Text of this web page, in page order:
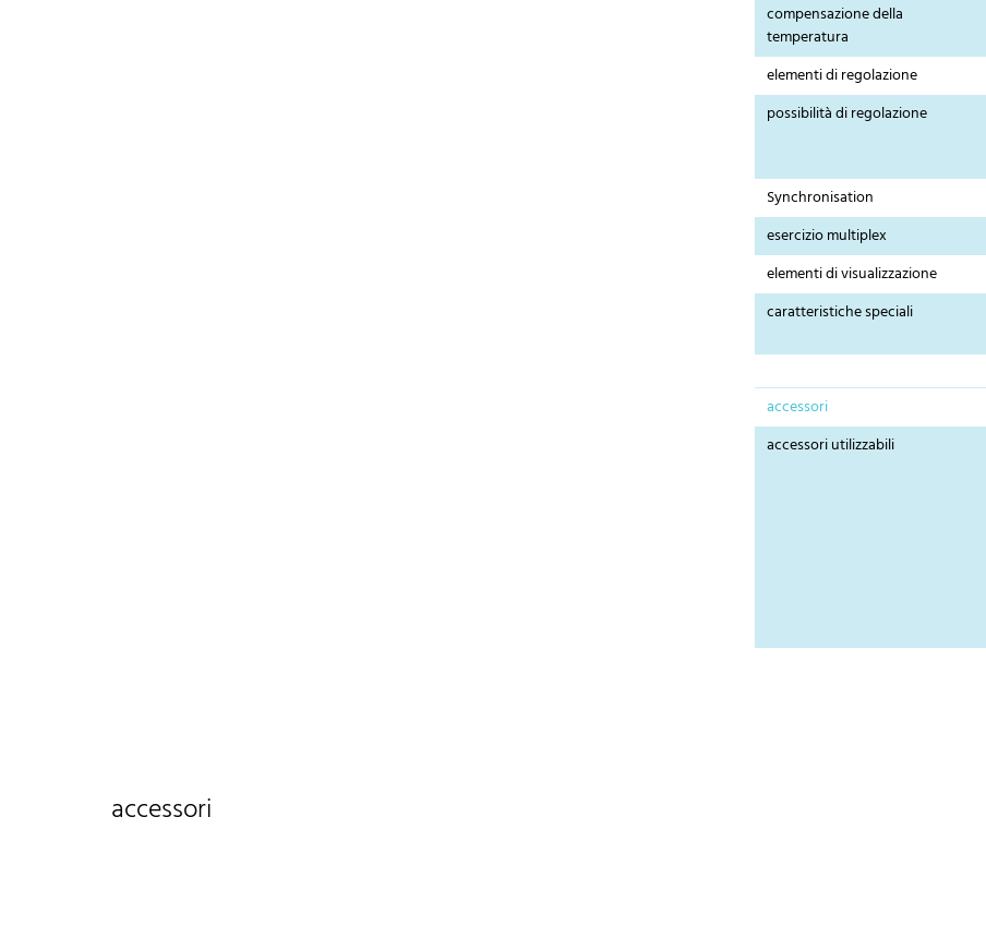
compensazione della
temperatura
elementi di regolazione
possibilità di regolazione
Synchronisation
esercizio multiplex
elementi di visualizzazione
caratteristiche speciali
accessori
accessori utilizzabili
accessori